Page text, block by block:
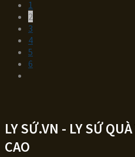
1
2
3
4
5
6
LY SỨ.VN - LY SỨ
CAO